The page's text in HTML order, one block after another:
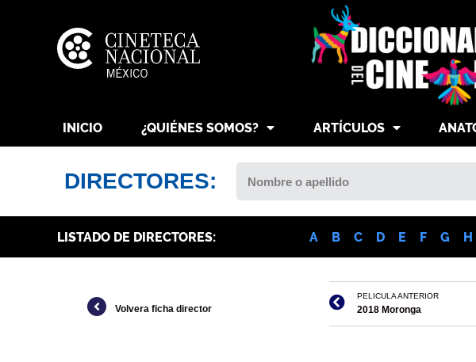
INICIO ¿QUIÉNES SOMOS? ARTÍCULOS
DIRECTORES:
LISTADO DE DIRECTORES: A B C D E F G H
Volvera ficha director
PELICULA ANTERIOR
2018 Moronga